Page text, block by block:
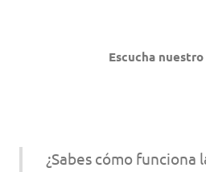
Escucha
¿Sabes cómo funciona